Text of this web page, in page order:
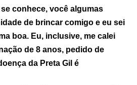
conhece, você algumas
de brincar comigo e eu sei
boa. Eu, inclusive, me calei
de 8 anos, pedido de
da Preta Gil é